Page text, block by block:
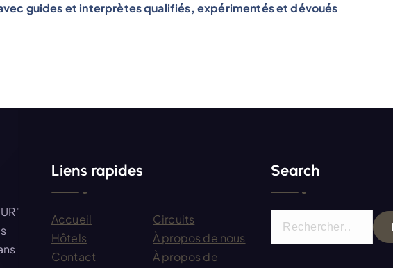
guides et interprètes qualifiés, expérimentés et dévoués
Liens rapides
Accueil
Circuits
Hôtels
À propos de nous
Contact
À propos de
Search